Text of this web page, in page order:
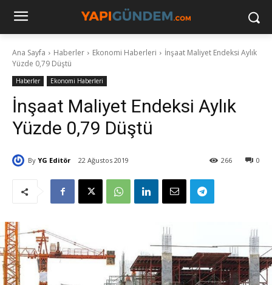
Ana Sayfa Haberler Ekonomi Haberleri
İnşaat Maliyet Endeksi Aylık
Yüzde 0,79 Düştü
Haberler Ekonomi Haberleri
İnşaat Maliyet Endeksi Aylık
Yüzde 0,79 Düştü
By YG Editör 22 Ağustos 2019 0
266